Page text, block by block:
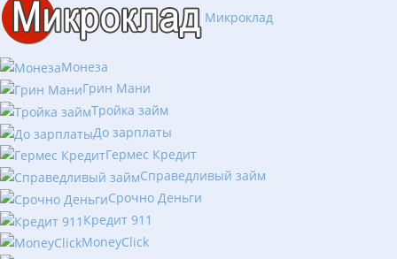
Микроклад
Монеза
Грин Мани
Тройка займ
До зарплаты
Гермес Кредит
Справедливый займ
Срочно Деньги
Кредит 911
MoneyClick